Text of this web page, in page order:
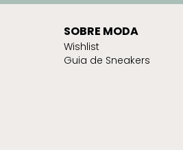
SOBRE MODA
Wishlist
Guia de Sneakers